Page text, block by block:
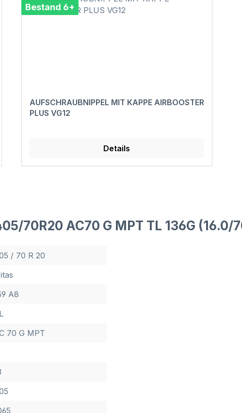
Bestand 6+
AUFSCHRAUBNIPPEL MIT KAPPE AIRBOOSTER
PLUS VG12
Details
70R20 AC70 G MPT TL 136G (16.0/
/ 70 R 20
A8
70 G MPT